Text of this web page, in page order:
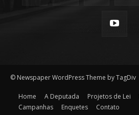
© Newspaper WordPress Theme by TagDiv
Home A Deputada Projetos de Lei
Campanhas
Enquetes Contato